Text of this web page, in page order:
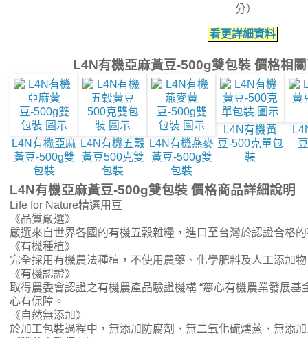
分）
看更詳細資料
L4N有機亞麻黃豆-500g雙包裝 價格相
L4N有機亞麻
黃豆-500g雙
包裝
L4N有機五穀
黃豆500克雙
包裝
L4N有機燕麥
黃豆-500g雙
包裝
L4N有機黃
豆-500克單包
裝
L4N有機亞麻黃豆-500g雙包裝 價格商品詳細說明
Life for Nature精選用豆
《品質嚴選》
嚴選來自世界各國的有機五穀雜糧，進口至台灣於認證合格
《有機種植》
完全採用有機農法種植，不使用農藥、化學肥料及人工添加
《有機認證》
取得農委會認證之有機農產品驗證機構 “慈心有機農業發展基
心有保障。
《自然無添加》
於加工包裝過程中，無添加防腐劑、無二氧化硫燻蒸、無添